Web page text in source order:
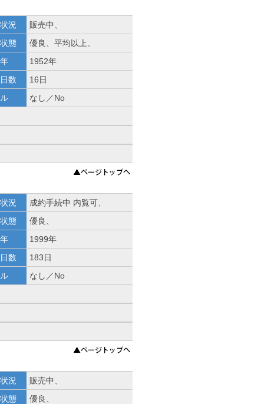
況
販売中、
態
優良、平均以上、
1952年
数
16日
なし／No
況
成約手続中 内覧可、
態
優良、
1999年
数
183日
なし／No
況
販売中、
態
優良、